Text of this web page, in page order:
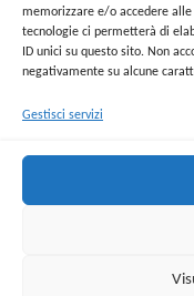
memorizzare e/o accedere
tecnologie ci permetterà di
ID unici su questo sito. Non
negativamente su alcune
Gestisci servizi
Richiedi